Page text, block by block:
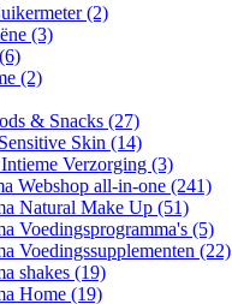
(2)
(3)
(6)
(2)
& Snacks (27)
Skin (14)
Verzorging (3)
Webshop all-in-one (241)
Natural Make Up (51)
Voedingsprogramma's (5)
Voedingssupplementen (22)
shakes (19)
Home (19)